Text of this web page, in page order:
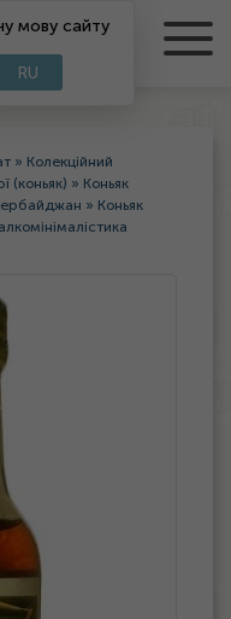
RU
мову сайту
RU
» Колекційний
(коньяк) » Коньяк
» Коньяк